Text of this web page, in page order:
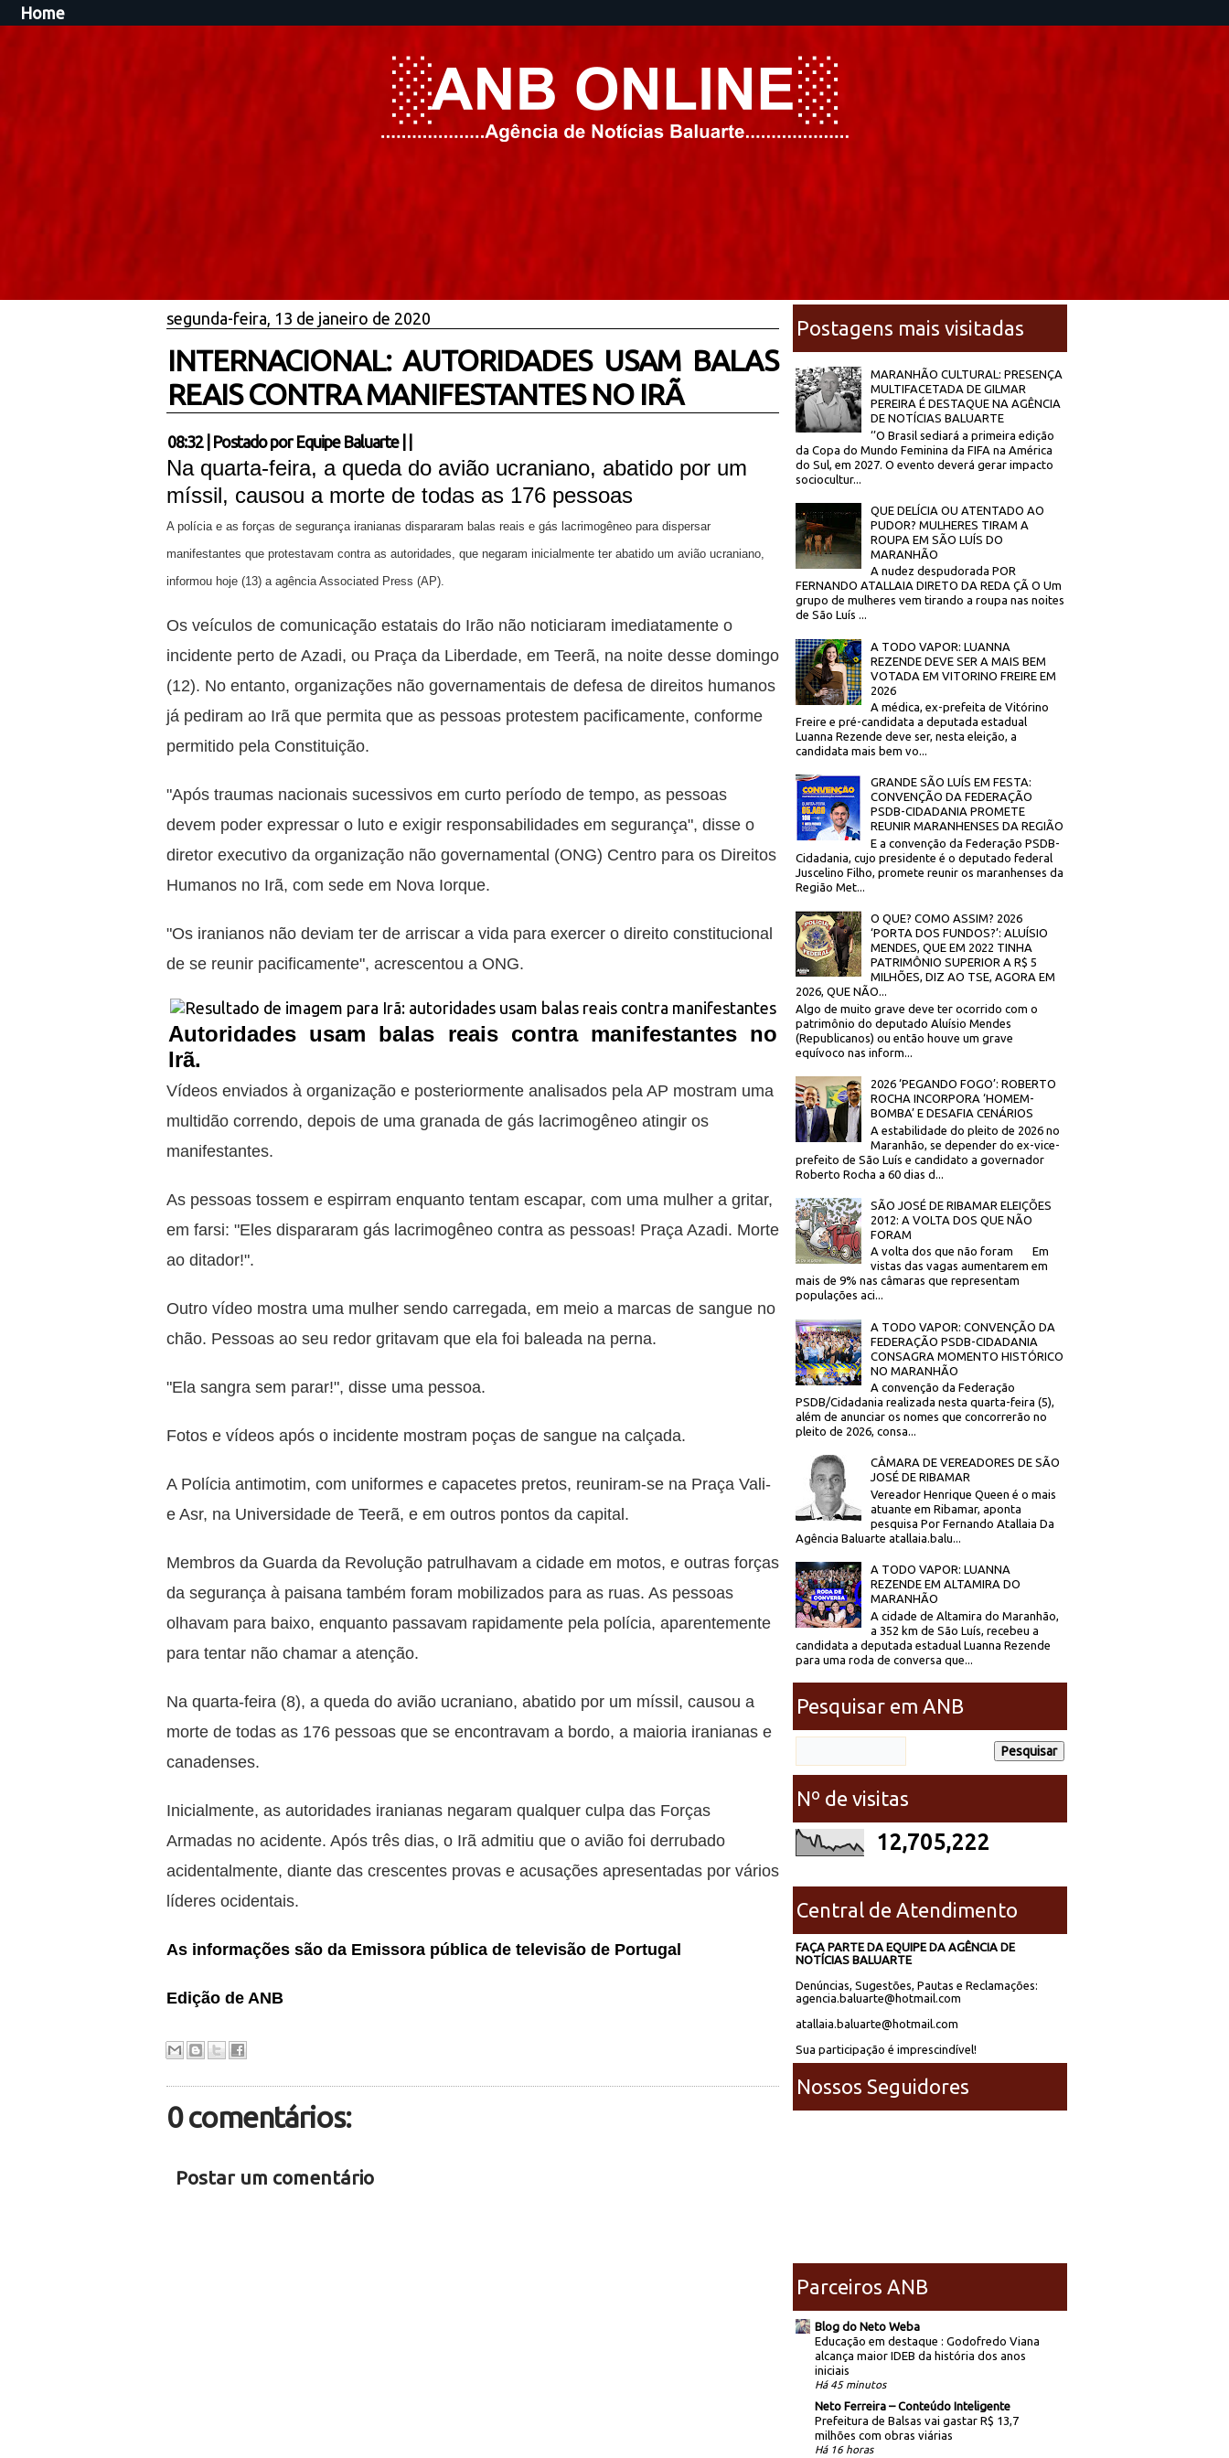
Home
segunda-feira, 13 de janeiro de 2020
INTERNACIONAL: AUTORIDADES USAM BALAS
REAIS CONTRA MANIFESTANTES NO IRÃ
08:32| Postado por Equipe Baluarte
Na quarta-feira, a queda do avião ucraniano, abatido por um
míssil, causou a morte de todas as 176 pessoas
A polícia e as forças de segurança iranianas dispararam balas reais e gás lacrimogêneo para dispersar
manifestantes que protestavam contra as autoridades, que negaram inicialmente ter abatido um avião ucraniano,
informou hoje (13) a agência Associated Press (AP).
Os veículos de comunicação estatais do Irão não noticiaram imediatamente o
incidente perto de Azadi, ou Praça da Liberdade, em Teerã, na noite desse domingo
(12). No entanto, organizações não governamentais de defesa de direitos humanos
já pediram ao Irã que permita que as pessoas protestem pacificamente, conforme
permitido pela Constituição.
"Após traumas nacionais sucessivos em curto período de tempo, as pessoas
devem poder expressar o luto e exigir responsabilidades em segurança", disse o
diretor executivo da organização não governamental (ONG) Centro para os Direitos
Humanos no Irã, com sede em Nova Iorque.
"Os iranianos não deviam ter de arriscar a vida para exercer o direito constitucional
de se reunir pacificamente", acrescentou a ONG.
Autoridades usam balas reais contra manifestantes no
Irã.
Vídeos enviados à organização e posteriormente analisados pela AP mostram uma
multidão correndo, depois de uma granada de gás lacrimogêneo atingir os
manifestantes.
As pessoas tossem e espirram enquanto tentam escapar, com uma mulher a gritar,
em farsi: "Eles dispararam gás lacrimogêneo contra as pessoas! Praça Azadi. Morte
ao ditador!".
Outro vídeo mostra uma mulher sendo carregada, em meio a marcas de sangue no
chão. Pessoas ao seu redor gritavam que ela foi baleada na perna.
"Ela sangra sem parar!", disse uma pessoa.
Fotos e vídeos após o incidente mostram poças de sangue na calçada.
A Polícia antimotim, com uniformes e capacetes pretos, reuniram-se na Praça Vali-
e Asr, na Universidade de Teerã, e em outros pontos da capital.
Membros da Guarda da Revolução patrulhavam a cidade em motos, e outras forças
da segurança à paisana também foram mobilizados para as ruas. As pessoas
olhavam para baixo, enquanto passavam rapidamente pela polícia, aparentemente
para tentar não chamar a atenção.
Na quarta-feira (8), a queda do avião ucraniano, abatido por um míssil, causou a
morte de todas as 176 pessoas que se encontravam a bordo, a maioria iranianas e
canadenses.
Inicialmente, as autoridades iranianas negaram qualquer culpa das Forças
Armadas no acidente. Após três dias, o Irã admitiu que o avião foi derrubado
acidentalmente, diante das crescentes provas e acusações apresentadas por vários
líderes ocidentais.
As informações são da Emissora pública de televisão de Portugal
Edição de ANB
0 comentários:
Postar um comentário
Postagens mais visitadas
MARANHÃO CULTURAL: PRESENÇA
MULTIFACETADA DE GILMAR
PEREIRA É DESTAQUE NA AGÊNCIA
DE NOTÍCIAS BALUARTE
‘’O Brasil sediará a primeira edição
da Copa do Mundo Feminina da FIFA na América
do Sul, em 2027. O evento deverá gerar impacto
sociocultur...
QUE DELÍCIA OU ATENTADO AO
PUDOR? MULHERES TIRAM A
ROUPA EM SÃO LUÍS DO
MARANHÃO
A nudez despudorada POR
FERNANDO ATALLAIA DIRETO DA REDA ÇÃ O Um
grupo de mulheres vem tirando a roupa nas noites
de São Luís ...
A TODO VAPOR: LUANNA
REZENDE DEVE SER A MAIS BEM
VOTADA EM VITORINO FREIRE EM
2026
A médica, ex-prefeita de Vitórino
Freire e pré-candidata a deputada estadual
Luanna Rezende deve ser, nesta eleição, a
candidata mais bem vo...
GRANDE SÃO LUÍS EM FESTA:
CONVENÇÃO DA FEDERAÇÃO
PSDB-CIDADANIA PROMETE
REUNIR MARANHENSES DA REGIÃO
E a convenção da Federação PSDB-
Cidadania, cujo presidente é o deputado federal
Juscelino Filho, promete reunir os maranhenses da
Região Met...
O QUE? COMO ASSIM? 2026
‘PORTA DOS FUNDOS?’: ALUÍSIO
MENDES, QUE EM 2022 TINHA
PATRIMÔNIO SUPERIOR A R$ 5
MILHÕES, DIZ AO TSE, AGORA EM
2026, QUE NÃO...
Algo de muito grave deve ter ocorrido com o
patrimônio do deputado Aluísio Mendes
(Republicanos) ou então houve um grave
equívoco nas inform...
2026 ‘PEGANDO FOGO’: ROBERTO
ROCHA INCORPORA ‘HOMEM-
BOMBA’ E DESAFIA CENÁRIOS
A estabilidade do pleito de 2026 no
Maranhão, se depender do ex-vice-
prefeito de São Luís e candidato a governador
Roberto Rocha a 60 dias d...
SÃO JOSÉ DE RIBAMAR ELEIÇÕES
2012: A VOLTA DOS QUE NÃO
FORAM
A volta dos que não foram Em
vistas das vagas aumentarem em
mais de 9% nas câmaras que representam
populações aci...
A TODO VAPOR: CONVENÇÃO DA
FEDERAÇÃO PSDB-CIDADANIA
CONSAGRA MOMENTO HISTÓRICO
NO MARANHÃO
A convenção da Federação
PSDB/Cidadania realizada nesta quarta-feira (5),
além de anunciar os nomes que concorrerão no
pleito de 2026, consa...
CÂMARA DE VEREADORES DE SÃO
JOSÉ DE RIBAMAR
Vereador Henrique Queen é o mais
atuante em Ribamar, aponta
pesquisa Por Fernando Atallaia Da
Agência Baluarte atallaia.balu...
A TODO VAPOR: LUANNA
REZENDE EM ALTAMIRA DO
MARANHÃO
A cidade de Altamira do Maranhão,
a 352 km de São Luís, recebeu a
candidata a deputada estadual Luanna Rezende
para uma roda de conversa que...
Pesquisar em ANB
Nº de visitas
12,705,222
Central de Atendimento
FAÇA PARTE DA EQUIPE DA AGÊNCIA DE
NOTÍCIAS BALUARTE
Denúncias, Sugestões, Pautas e Reclamações:
agencia.baluarte@hotmail.com
atallaia.baluarte@hotmail.com
Sua participação é imprescindível!
Nossos Seguidores
Parceiros ANB
Blog do Neto Weba
Educação em destaque : Godofredo Viana
alcança maior IDEB da história dos anos
iniciais
Há 45 minutos
Neto Ferreira – Conteúdo Inteligente
Prefeitura de Balsas vai gastar R$ 13,7
milhões com obras viárias
Há 16 horas